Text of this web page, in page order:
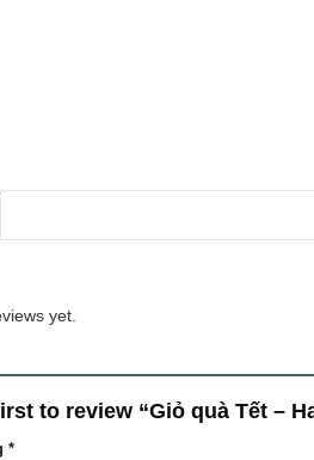
yet.
to review “Giỏ quà Tết –
*